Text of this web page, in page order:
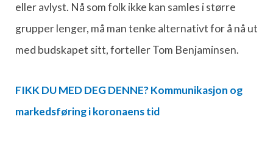
eller avlyst. Nå som folk ikke kan samles i større
grupper lenger, må man tenke alternativt for å nå ut
med budskapet sitt, forteller Tom Benjaminsen.
FIKK DU MED DEG DENNE? Kommunikasjon og
markedsføring i koronaens tid